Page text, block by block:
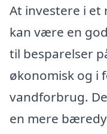
At investere i
kan være en
til besparelser
økonomisk og i
vandforbrug.
en mere